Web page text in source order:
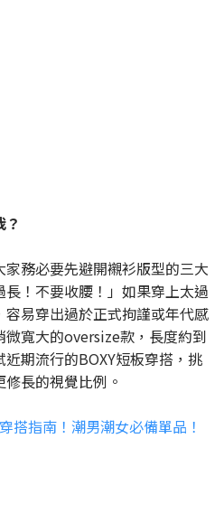
務必要先避開襯衫版型的三大
！不要收腰！」如果穿上太過
易穿出過於正式拘謹或年代感
微寬大的oversize款，長度約到
期流行的BOXY短板穿搭，挑
長的視覺比例。
搭指南！潮男潮女必備單品！